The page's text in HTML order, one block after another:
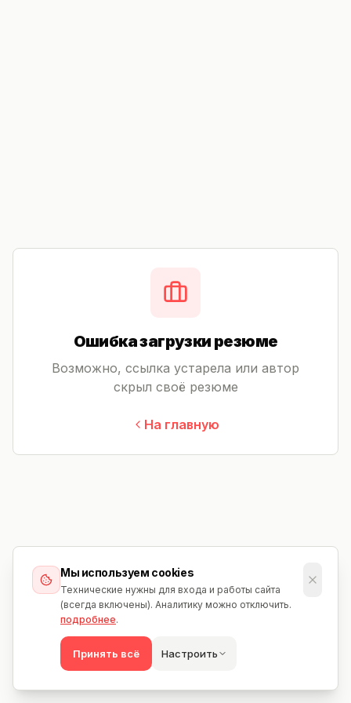
Мы используем cookies
Технические нужны для входа и работы сайта
(всегда включены). Аналитику можно отключить.
подробнее.
Принять всё Настроить
Ошибка загрузки резюме
Возможно, ссылка устарела или автор
скрыл своё резюме
На главную